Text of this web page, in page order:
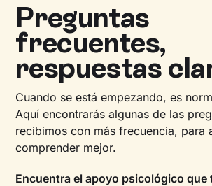
Preguntas
frecuentes,
respuestas
Cuando se está empezando, es
Aquí encontrarás algunas de las
recibimos con más frecuencia, para
comprender mejor.
Encuentra el apoyo psicológico que